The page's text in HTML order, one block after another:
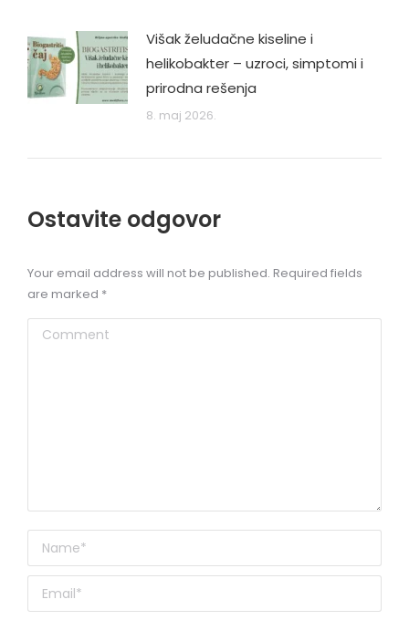
Višak želudačne kiseline i
helikobakter – uzroci, simptomi i
prirodna rešenja
8. maj 2026.
Ostavite odgovor
Your email address will not be published. Required fields
are marked *
Comment
Name *
Email *